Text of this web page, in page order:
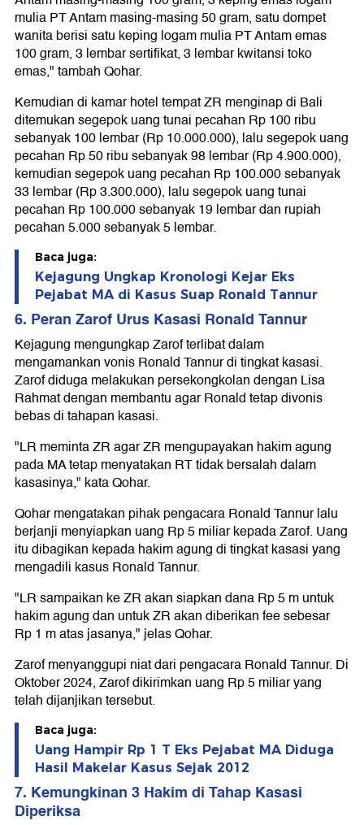
mulia PT Antam masing-masing 50 gram, satu dompet
wanita berisi satu keping logam mulia PT Antam emas
100 gram, 3 lembar sertifikat, 3 lembar kwitansi toko
emas," tambah Qohar.
Kemudian di kamar hotel tempat ZR menginap di Bali
ditemukan segepok uang tunai pecahan Rp 100 ribu
sebanyak 100 lembar (Rp 10.000.000), lalu segepok uang
pecahan Rp 50 ribu sebanyak 98 lembar (Rp 4.900.000),
kemudian segepok uang pecahan Rp 100.000 sebanyak
33 lembar (Rp 3.300.000), lalu segepok uang tunai
pecahan Rp 100.000 sebanyak 19 lembar dan rupiah
pecahan 5.000 sebanyak 5 lembar.
Baca juga:
Kejagung Ungkap Kronologi Kejar Eks
Pejabat MA di Kasus Suap Ronald Tannur
6. Peran Zarof Urus Kasasi Ronald Tannur
Kejagung mengungkap Zarof terlibat dalam
mengamankan vonis Ronald Tannur di tingkat kasasi.
Zarof diduga melakukan persekongkolan dengan Lisa
Rahmat dengan membantu agar Ronald tetap divonis
bebas di tahapan kasasi.
"LR meminta ZR agar ZR mengupayakan hakim agung
pada MA tetap menyatakan RT tidak bersalah dalam
kasasinya," kata Qohar.
Qohar mengatakan pihak pengacara Ronald Tannur lalu
berjanji menyiapkan uang Rp 5 miliar kepada Zarof. Uang
itu dibagikan kepada hakim agung di tingkat kasasi yang
mengadili kasus Ronald Tannur.
"LR sampaikan ke ZR akan siapkan dana Rp 5 m untuk
hakim agung dan untuk ZR akan diberikan fee sebesar
Rp 1 m atas jasanya," jelas Qohar.
Zarof menyanggupi niat dari pengacara Ronald Tannur. Di
Oktober 2024, Zarof dikirimkan uang Rp 5 miliar yang
telah dijanjikan tersebut.
Baca juga:
Uang Hampir Rp 1 T Eks Pejabat MA Diduga
Hasil Makelar Kasus Sejak 2012
7. Kemungkinan 3 Hakim di Tahap Kasasi
Diperiksa